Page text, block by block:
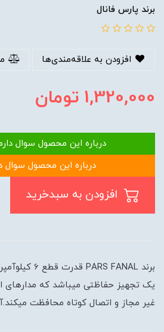
برند پارس فانال
افزودن به علاقه‌مندی‌ها
1,320,000تومان
درباره این محصول سوال
درباره این محصول سوال
یک تجهیز حفاظتی میباشد که مدارهای
غیر مجاز و اتصال کوتاه محافظت